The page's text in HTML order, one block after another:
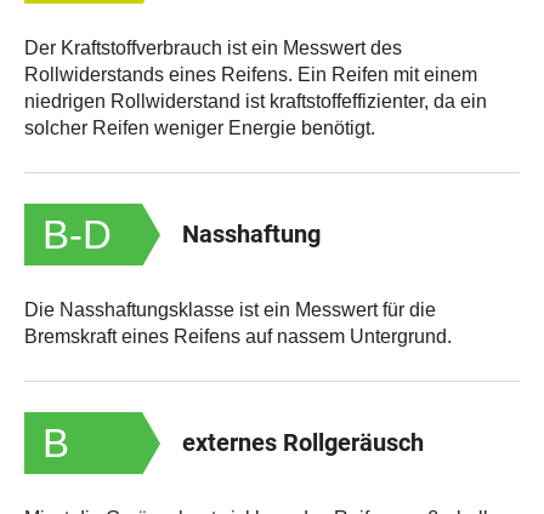
Der Kraftstoffverbrauch ist ein Messwert des
Rollwiderstands eines Reifens. Ein Reifen mit einem
niedrigen Rollwiderstand ist kraftstoffeffizienter, da ein
solcher Reifen weniger Energie benötigt.
B-D Nasshaftung
Die Nasshaftungsklasse ist ein Messwert für die
Bremskraft eines Reifens auf nassem Untergrund.
B externes Rollgeräusch